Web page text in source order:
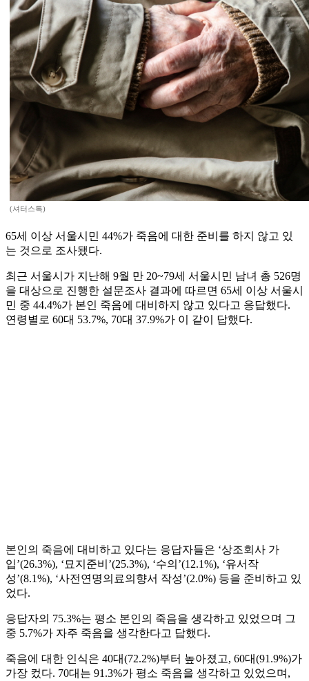
(셔터스톡)
65세 이상 서울시민 44%가 죽음에 대한 준비를 하지 않고 있
는 것으로 조사됐다.
최근 서울시가 지난해 9월 만 20~79세 서울시민 남녀 총 526명
을 대상으로 진행한 설문조사 결과에 따르면 65세 이상 서울시
민 중 44.4%가 본인 죽음에 대비하지 않고 있다고 응답했다.
연령별로 60대 53.7%, 70대 37.9%가 이 같이 답했다.
본인의 죽음에 대비하고 있다는 응답자들은 ‘상조회사 가
입’(26.3%), ‘묘지준비’(25.3%), ‘수의’(12.1%), ‘유서작
성’(8.1%), ‘사전연명의료의향서 작성’(2.0%) 등을 준비하고 있
었다.
응답자의 75.3%는 평소 본인의 죽음을 생각하고 있었으며 그
중 5.7%가 자주 죽음을 생각한다고 답했다.
죽음에 대한 인식은 40대(72.2%)부터 높아졌고, 60대(91.9%)가
가장 컸다. 70대는 91.3%가 평소 죽음을 생각하고 있었으며,